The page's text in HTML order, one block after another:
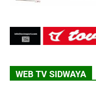
WEB TV SIDWAYA